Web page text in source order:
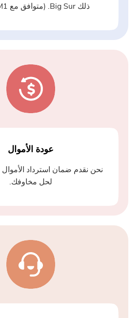
ذلك Big Sur. (متوافق مع Apple M1)
عودة الأموال
لحل مخاوفك.